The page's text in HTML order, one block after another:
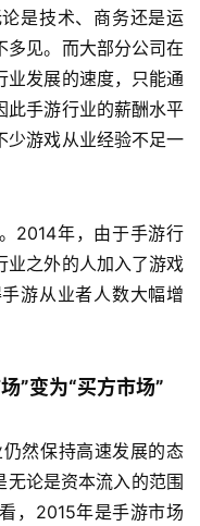
是技术、商务还是运
多见。而大部分公司在
业发展的速度，只能通
此手游行业的薪酬水平
少游戏从业经验不足一
2014年，由于手游行
业之外的人加入了游戏
游从业者人数大幅增
”变为“买方市场”
然保持高速发展的态
论是资本流入的范围
，2015年是手游市场